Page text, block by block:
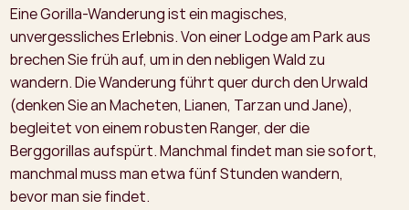
Eine Gorilla-Wanderung ist ein magisches,
unvergessliches Erlebnis. Von einer Lodge am Park aus
brechen Sie früh auf, um in den nebligen Wald zu
wandern. Die Wanderung führt quer durch den Urwald
(denken Sie an Macheten, Lianen, Tarzan und Jane),
begleitet von einem robusten Ranger, der die
Berggorillas aufspürt. Manchmal findet man sie sofort,
manchmal muss man etwa fünf Stunden wandern,
bevor man sie findet.